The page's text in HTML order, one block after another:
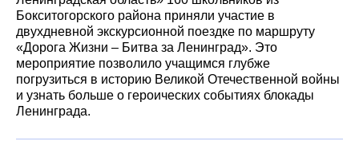
Бокситогорского района приняли участие в
двухдневной экскурсионной поездке по маршруту
«Дорога Жизни – Битва за Ленинград». Это
мероприятие позволило учащимся глубже
погрузиться в историю Великой Отечественной войны
и узнать больше о героических событиях блокады
Ленинграда.